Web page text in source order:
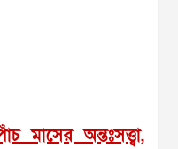
মাসের অন্তঃসত্ত্বা,